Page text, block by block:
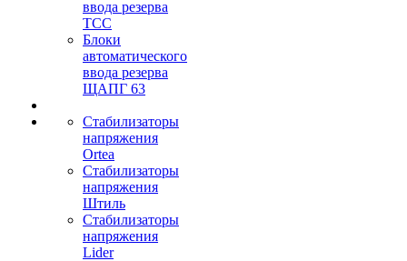
ввода резерва
ТСС
Блоки
автоматического
ввода резерва
ЩАПГ 63
Стабилизаторы
напряжения
Ortea
Стабилизаторы
напряжения
Штиль
Стабилизаторы
напряжения
Lider